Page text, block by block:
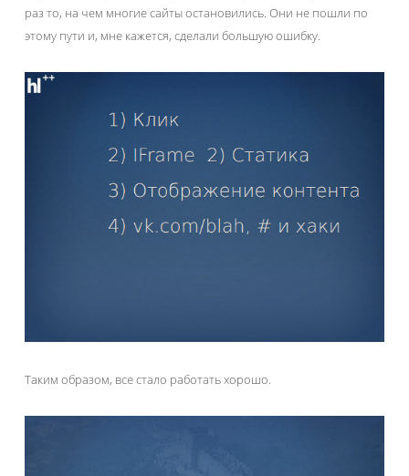
раз то, на чем многие сайты остановились. Они не пошли по
этому пути и, мне кажется, сделали большую ошибку.
Таким образом, все стало работать хорошо.